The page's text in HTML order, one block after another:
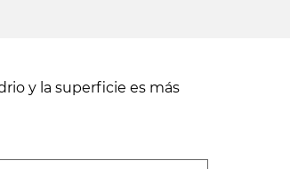
y la superficie es más